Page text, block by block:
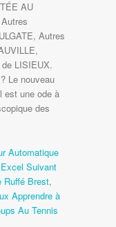
Automatique
Suivant
Ruffé Brest,
Apprendre à
Au Tennis